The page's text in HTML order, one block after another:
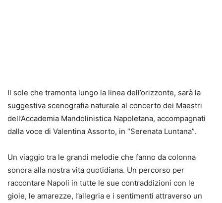
Il sole che tramonta lungo la linea dell’orizzonte, sarà la
suggestiva scenografia naturale al concerto dei Maestri
dell’Accademia Mandolinistica Napoletana, accompagnati
dalla voce di Valentina Assorto, in “Serenata Luntana”.
Un viaggio tra le grandi melodie che fanno da colonna
sonora alla nostra vita quotidiana. Un percorso per
raccontare Napoli in tutte le sue contraddizioni con le
gioie, le amarezze, l’allegria e i sentimenti attraverso un